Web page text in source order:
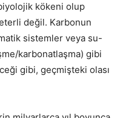
kökeni olup
değil. Karbonun
sistemler veya su-
karbonatlaşma) gibi
gibi, geçmişteki olası